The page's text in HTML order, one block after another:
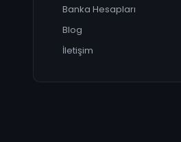
Banka Hesapları
Blog
İletişim